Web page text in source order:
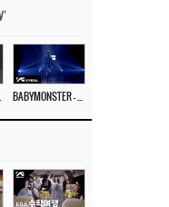
EP.7 BABYMONSTER – ‘Last Evaluation’ EP.6